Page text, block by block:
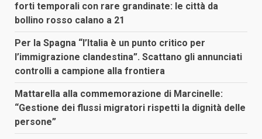
forti temporali con rare grandinate: le città da
bollino rosso calano a 21
Per la Spagna “l’Italia è un punto critico per
l’immigrazione clandestina”. Scattano gli annunciati
controlli a campione alla frontiera
Mattarella alla commemorazione di Marcinelle:
“Gestione dei flussi migratori rispetti la dignità delle
persone”